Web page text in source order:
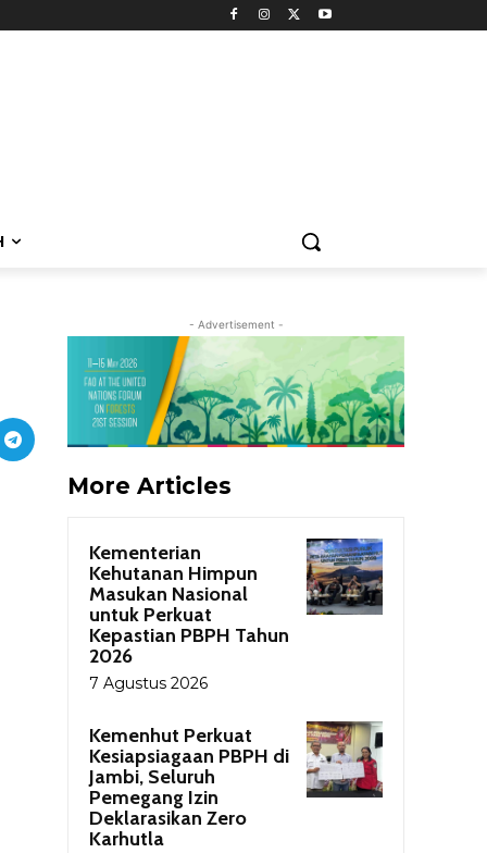
- Advertisement -
More Articles
Kementerian
Kehutanan Himpun
Masukan Nasional
untuk Perkuat
Kepastian PBPH Tahun
2026
7 Agustus 2026
Kemenhut Perkuat
Kesiapsiagaan PBPH di
Jambi, Seluruh
Pemegang Izin
Deklarasikan Zero
Karhutla